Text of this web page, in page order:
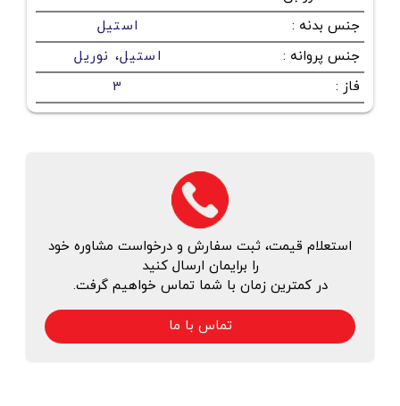
جنس بدنه :
استیل
جنس پروانه :
استیل،‌ نوریل
فاز :
3
استعلام قیمت، ثبت سفارش و درخواست مشاوره خود
را برایمان ارسال کنید
در کمترین زمان با شما تماس خواهیم گرفت.
تماس با ما